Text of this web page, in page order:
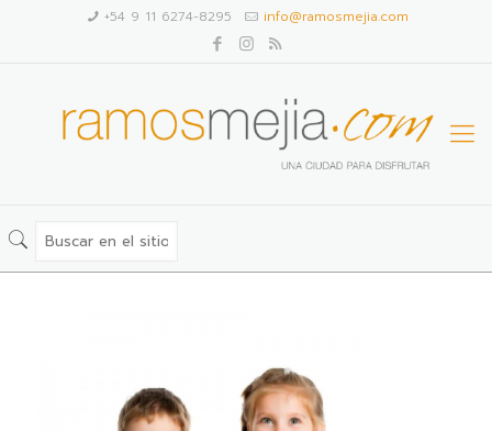
+54 9 11 6274-8295 info@ramosmejia.com